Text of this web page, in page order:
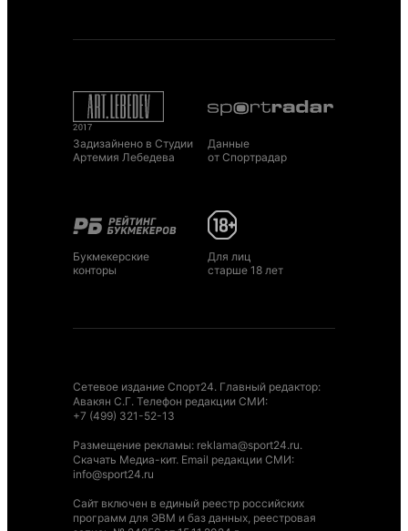
Задизайнено в Студии
Артемия Лебедева
Данные
от Спортрадар
Букмекерские
конторы
Для лиц
старше 18 лет
Сетевое издание Спорт24. Главный редактор:
Авакян С.Г. Телефон редакции СМИ:
+7 (499) 321-52-13
Размещение рекламы: reklama@sport24.ru.
Скачать Медиа-кит. Email редакции СМИ:
info@sport24.ru
Сайт включен в единый реестр российских
программ для ЭВМ и баз данных, реестровая